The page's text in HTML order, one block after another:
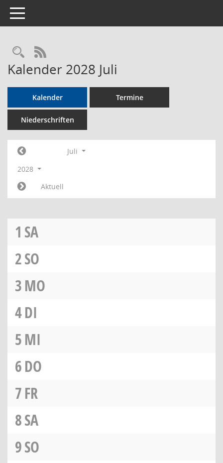
Toggle navigation
Rechercheauswahl
RSS-Feed
Kalender 2028 Juli
Kalender Termine
Niederschriften
Juli
2028
Aktuell
1 SA
2SO
3MO
4DI
5MI
6DO
7FR
8SA
9SO